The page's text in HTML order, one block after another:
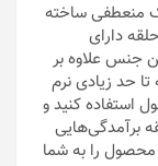
«1100» از لاستیک منعطفی ساخته
دارای
جنس علاوه بر
حد زیادی نرم
استفاده کنید و
برآمدگی‌هایی
را به شما